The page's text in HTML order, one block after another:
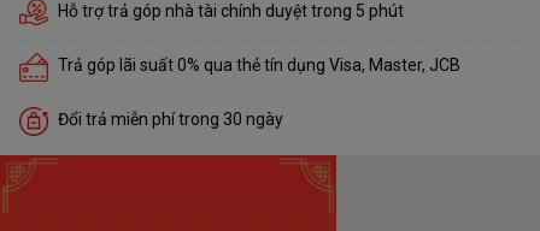
Hỗ trợ trả góp nhà tài chính duyệt trong 5 phút
Trả góp lãi suất 0% qua thẻ tín dụng Visa, Master, JCB
Đổi trả miễn phí trong 30 ngày